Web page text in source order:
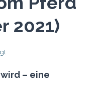
2021)
– eine